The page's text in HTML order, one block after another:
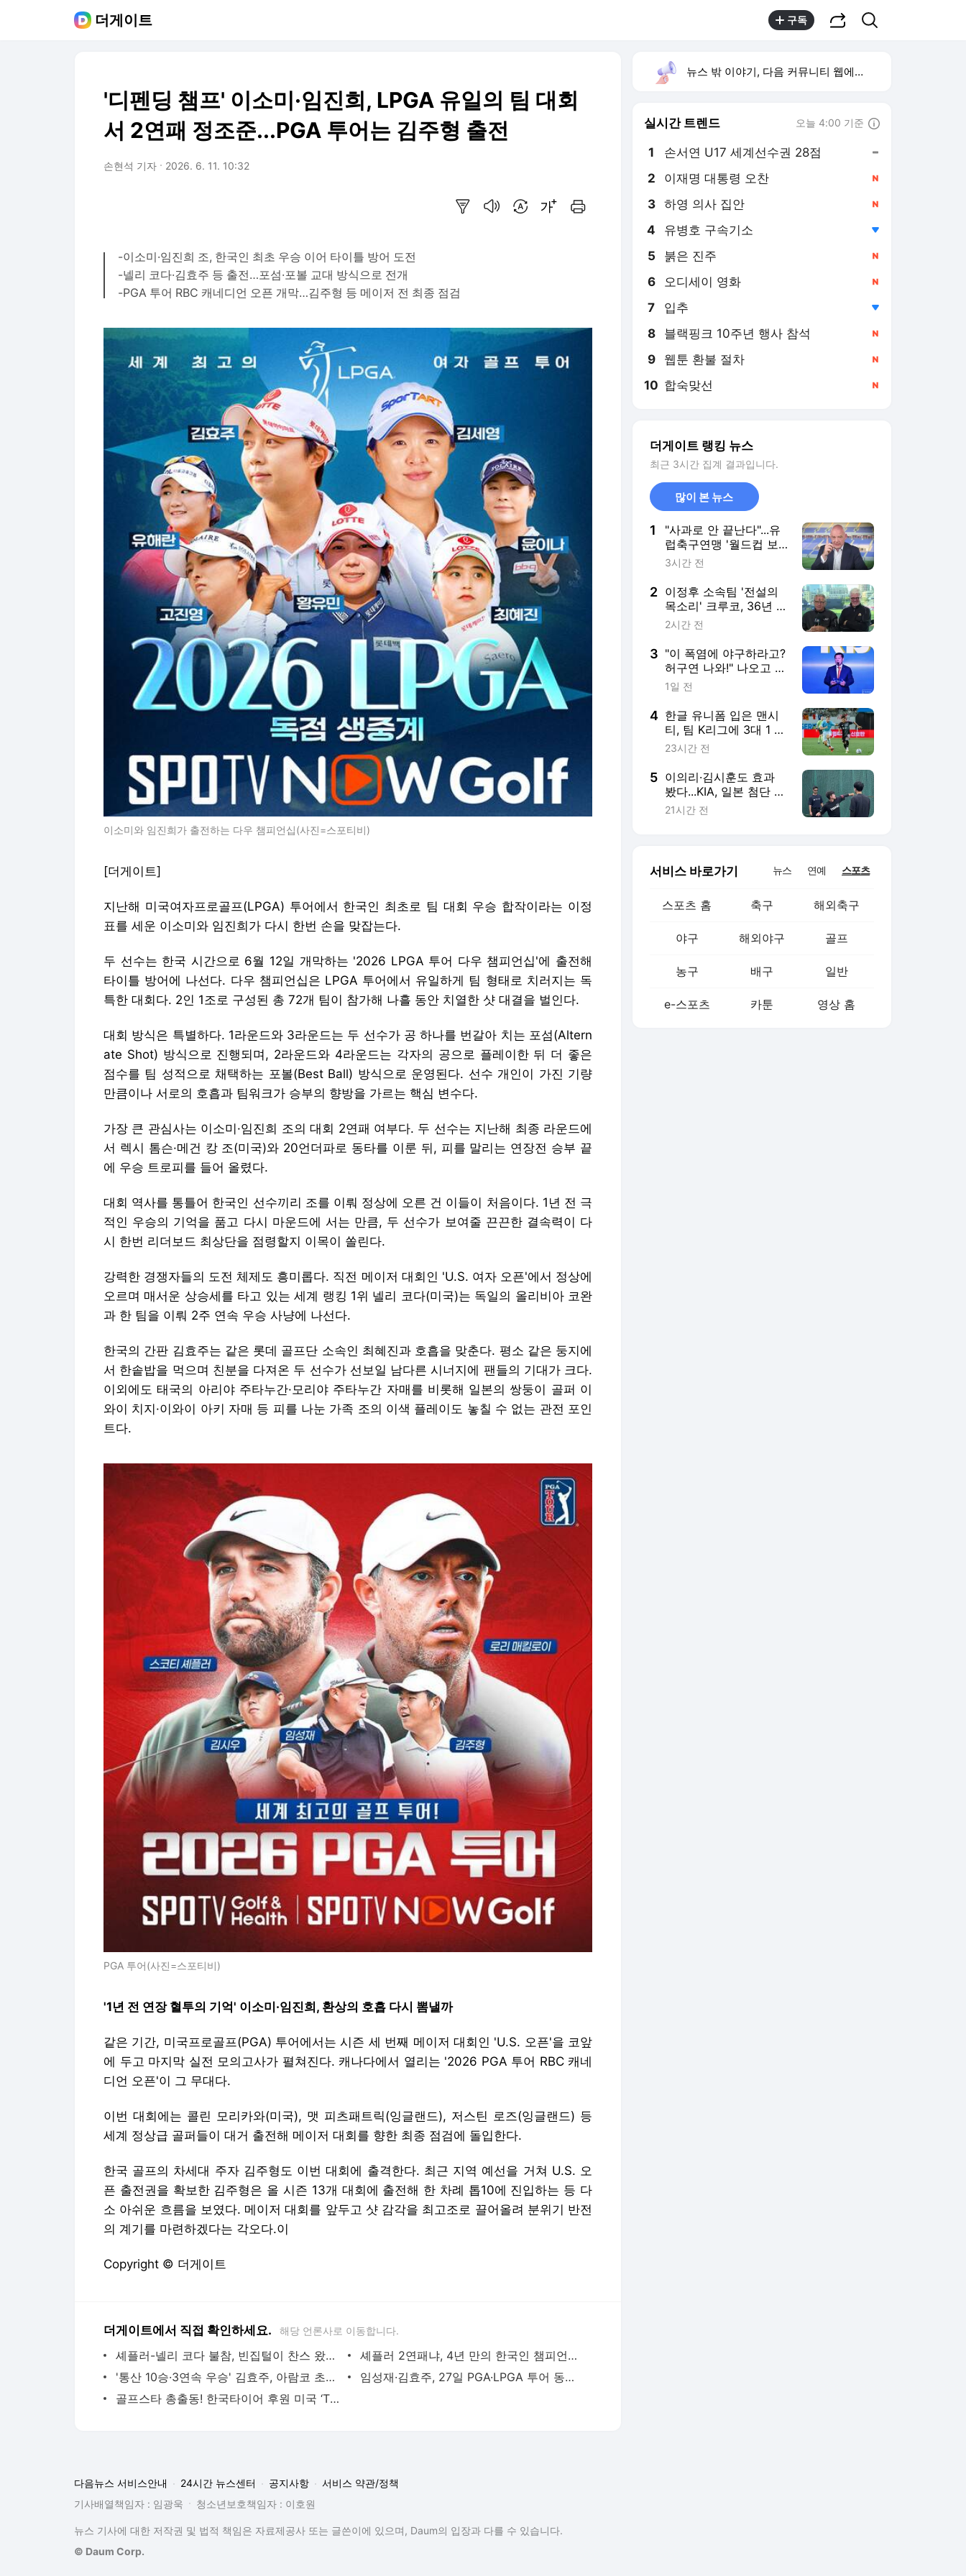
더게이트 구독
'디펜딩 챔프' 이소미·임진희, LPGA 유일의 팀 대회
서 2연패 정조준...PGA 투어는 김주형 출전
손현석 기자 2026. 6. 11. 10:32
-이소미·임진희 조, 한국인 최초 우승 이어 타이틀 방어 도전
-넬리 코다·김효주 등 출전…포섬·포볼 교대 방식으로 전개
-PGA 투어 RBC 캐네디언 오픈 개막…김주형 등 메이저 전 최종 점검
이소미와 임진희가 출전하는 다우 챔피언십(사진=스포티비)
[더게이트]
지난해 미국여자프로골프(LPGA) 투어에서 한국인 최초로 팀 대회 우승 합작이라는 이정
표를 세운 이소미와 임진희가 다시 한번 손을 맞잡는다.
두 선수는 한국 시간으로 6월 12일 개막하는 '2026 LPGA 투어 다우 챔피언십'에 출전해
타이틀 방어에 나선다. 다우 챔피언십은 LPGA 투어에서 유일하게 팀 형태로 치러지는 독
특한 대회다. 2인 1조로 구성된 총 72개 팀이 참가해 나흘 동안 치열한 샷 대결을 벌인다.
대회 방식은 특별하다. 1라운드와 3라운드는 두 선수가 공 하나를 번갈아 치는 포섬(Altern
ate Shot) 방식으로 진행되며, 2라운드와 4라운드는 각자의 공으로 플레이한 뒤 더 좋은
점수를 팀 성적으로 채택하는 포볼(Best Ball) 방식으로 운영된다. 선수 개인이 가진 기량
만큼이나 서로의 호흡과 팀워크가 승부의 향방을 가르는 핵심 변수다.
가장 큰 관심사는 이소미·임진희 조의 대회 2연패 여부다. 두 선수는 지난해 최종 라운드에
서 렉시 톰슨·메건 캉 조(미국)와 20언더파로 동타를 이룬 뒤, 피를 말리는 연장전 승부 끝
에 우승 트로피를 들어 올렸다.
대회 역사를 통틀어 한국인 선수끼리 조를 이뤄 정상에 오른 건 이들이 처음이다. 1년 전 극
적인 우승의 기억을 품고 다시 마운드에 서는 만큼, 두 선수가 보여줄 끈끈한 결속력이 다
시 한번 리더보드 최상단을 점령할지 이목이 쏠린다.
강력한 경쟁자들의 도전 체제도 흥미롭다. 직전 메이저 대회인 'U.S. 여자 오픈'에서 정상에
오르며 매서운 상승세를 타고 있는 세계 랭킹 1위 넬리 코다(미국)는 독일의 올리비아 코완
과 한 팀을 이뤄 2주 연속 우승 사냥에 나선다.
한국의 간판 김효주는 같은 롯데 골프단 소속인 최혜진과 호흡을 맞춘다. 평소 같은 둥지에
서 한솥밥을 먹으며 친분을 다져온 두 선수가 선보일 남다른 시너지에 팬들의 기대가 크다.
이외에도 태국의 아리야 주타누간·모리야 주타누간 자매를 비롯해 일본의 쌍둥이 골퍼 이
와이 치지·이와이 아키 자매 등 피를 나눈 가족 조의 이색 플레이도 놓칠 수 없는 관전 포인
트다.
PGA 투어(사진=스포티비)
'1년 전 연장 혈투의 기억' 이소미·임진희, 환상의 호흡 다시 뽐낼까
같은 기간, 미국프로골프(PGA) 투어에서는 시즌 세 번째 메이저 대회인 'U.S. 오픈'을 코앞
에 두고 마지막 실전 모의고사가 펼쳐진다. 캐나다에서 열리는 '2026 PGA 투어 RBC 캐네
디언 오픈'이 그 무대다.
이번 대회에는 콜린 모리카와(미국), 맷 피츠패트릭(잉글랜드), 저스틴 로즈(잉글랜드) 등
세계 정상급 골퍼들이 대거 출전해 메이저 대회를 향한 최종 점검에 돌입한다.
한국 골프의 차세대 주자 김주형도 이번 대회에 출격한다. 최근 지역 예선을 거쳐 U.S. 오
픈 출전권을 확보한 김주형은 올 시즌 13개 대회에 출전해 한 차례 톱10에 진입하는 등 다
소 아쉬운 흐름을 보였다. 메이저 대회를 앞두고 샷 감각을 최고조로 끌어올려 분위기 반전
의 계기를 마련하겠다는 각오다.이
Copyright © 더게이트
더게이트에서 직접 확인하세요. 해당 언론사로 이동합니다.
셰플러-넬리 코다 불참, 빈집털이 찬스 왔다! 임성재·최혜진, 이번 주 PGA·LPGA 동반 우승 도전 -
셰플러 2연패냐, 4년 만의 한국인 챔피언이냐…'한글 트로피' 주는 더 CJ컵 22일 개막 - 더게이트(TH
'통산 10승·3연속 우승' 김효주, 아람코 초대 여왕 정조준...김시우는 '마스터스' 예열 - 더게이트(
임성재·김효주, 27일 PGA·LPGA 투어 동반 우승 도전 - 더게이트(THE GATE)
골프스타 총출동! 한국타이어 후원 미국 ‘TGL 2026’ 파이널 열린다 - 더게이트(THE GATE)
뉴스 밖 이야기, 다음 커뮤니티 웹에서 보기
실시간 트렌드 오늘 4:00 기준
1 손서연 U17 세계선수권 28점
2 이재명 대통령 오찬
4 유병호 구속기소
5 붉은 진주
6 오디세이 영화
7 입추
8 블랙핑크 10주년 행사 참석
9 웹툰 환불 절차
10 합숙맞선
더게이트 랭킹 뉴스
최근 3시간 집계 결과입니다.
많이 본 뉴스
1
"사과로 안 끝난다"...유
럽축구연맹 '월드컵 보
이콧' 결사항전...인판티
3시간 전
2 이정후 소속팀 '전설의
목소리' 크루코, 36년 정
든 중계석 떠난다…최종
침표
2시간 전
3 "이 폭염에 야구하라고?
허구연 나와!" 나오고 싶
어도 못 옵니다...총재-
장중
1일 전
4 한글 유니폼 입은 맨시
티, 팀 K리그에 3대 1 완
승…9일 '이강인 데뷔전'
23시간 전
5 이의리·김시훈도 효과
봤다...KIA, 일본 첨단 트
레이닝 기관 '넥스트 베
21시간 전
서비스 바로가기 뉴스 연예 스포츠
스포츠 홈 축구 해외축구
야구 해외야구 골프
농구 배구 일반
e-스포츠 카툰 영상 홈
다음뉴스 서비스안내 24시간 뉴스센터 공지사항
서비스 약관/정책
기사배열책임자 : 임광욱
청소년보호책임자 : 이호원
뉴스 기사에 대한 저작권 및 법적 책임은 자료제공사 또는 글쓴이에 있으며, Daum의 입장과 다를 수 있습니다.
© Daum Corp.